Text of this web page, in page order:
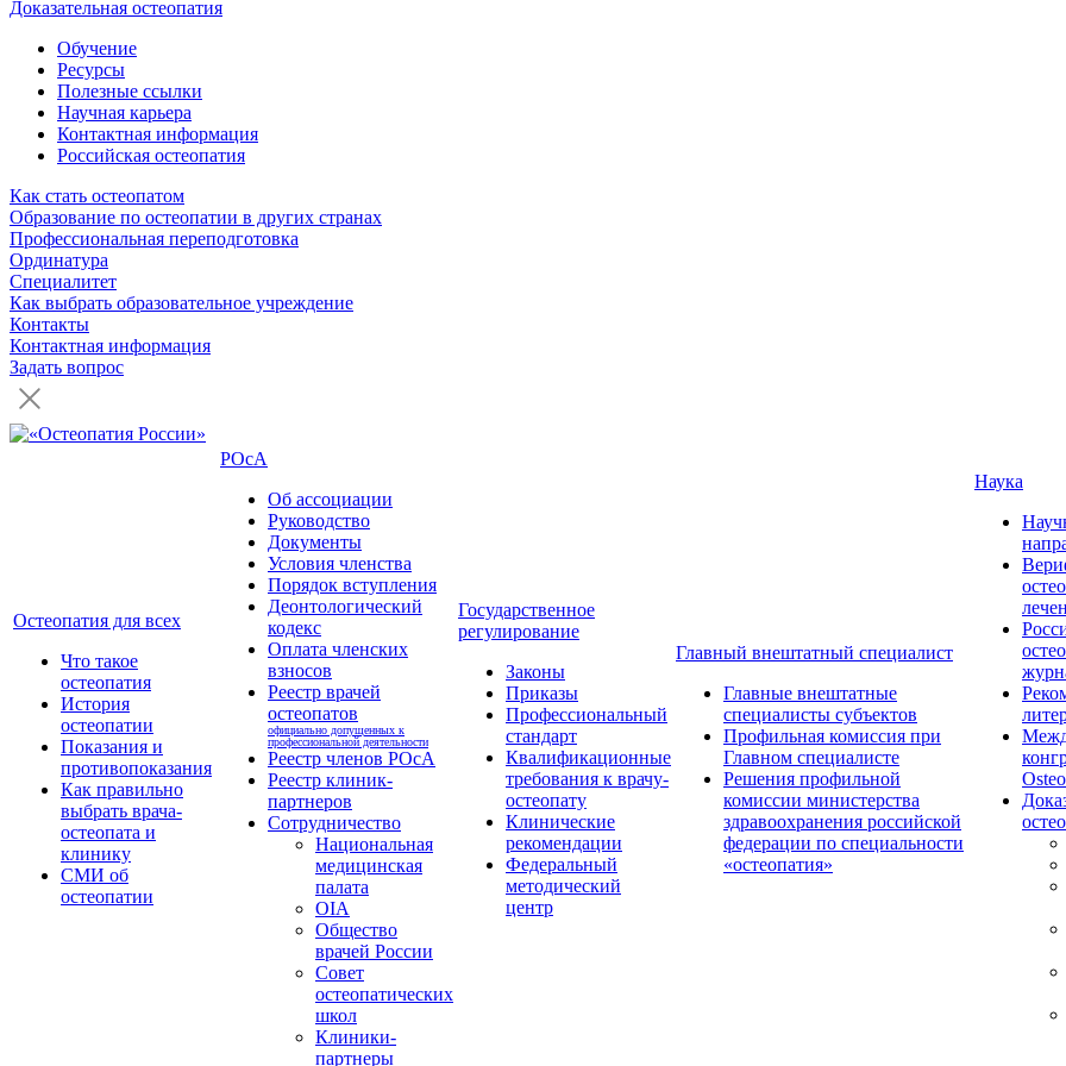
Доказательная остеопатия
Обучение
Ресурсы
Полезные ссылки
Научная карьера
Контактная информация
Российская остеопатия
Как стать остеопатом
Образование по остеопатии в других странах
Профессиональная переподготовка
Ординатура
Специалитет
Как выбрать образовательное учреждение
Контакты
Контактная информация
Задать вопрос
Остеопатия для всех
Что такое
остеопатия
История
остеопатии
Показания и
противопоказания
Как правильно
выбрать врача-
остеопата и
клинику
СМИ об
остеопатии
РОсА
Об ассоциации
Руководство
Документы
Условия членства
Порядок вступления
Деонтологический
кодекс
Оплата членских
взносов
Реестр врачей
остеопатов
официально допущенных к
профессиональной деятельности
Реестр членов РОсА
Реестр клиник-
партнеров
Сотрудничество
Национальная
медицинская
палата
OIA
Общество
врачей России
Совет
остеопатических
школ
Клиники-
партнеры
Государственное
регулирование
Законы
Приказы
Профессиональный
стандарт
Квалификационные
требования к врачу-
остеопату
Клинические
рекомендации
Федеральный
методический
центр
Главный внештатный специалист
Главные внештатные
специалисты субъектов
Профильная комиссия при
Главном специалисте
Решения профильной
комиссии министерства
здравоохранения российской
федерации по специальности
«остеопатия»
Наука